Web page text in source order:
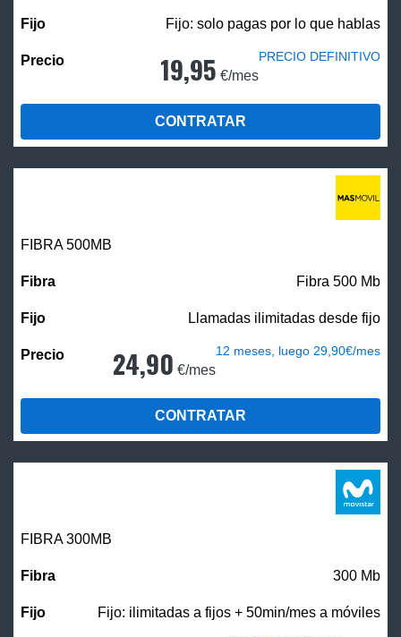
Fijo: solo pagas por lo que hablas
19,95 €/mes
PRECIO DEFINITIVO
CONTRATAR
FIBRA500MB
Fibra 500 Mb
Llamadas ilimitadas desde fijo
24,90 €/mes
12 meses, luego 29,90€/mes
CONTRATAR
FIBRA 300MB
300 Mb
Fijo: ilimitadas a fijos + 50min/mes a móviles